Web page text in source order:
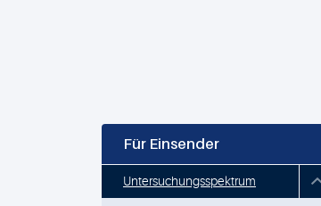
Für Einsender
Untersuchungsspektrum